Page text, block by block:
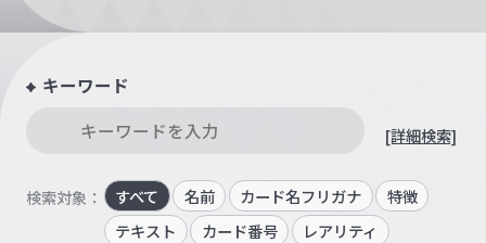
キーワード
[詳細検索]
検索対象： すべて 名前 カード名フリガナ
特徴
テキスト
カード番号 レアリティ